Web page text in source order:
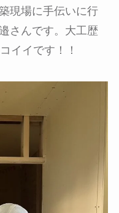
現場に手伝いに行
さんです。大工歴
イイです！！